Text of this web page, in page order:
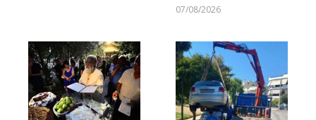
07/08/2026